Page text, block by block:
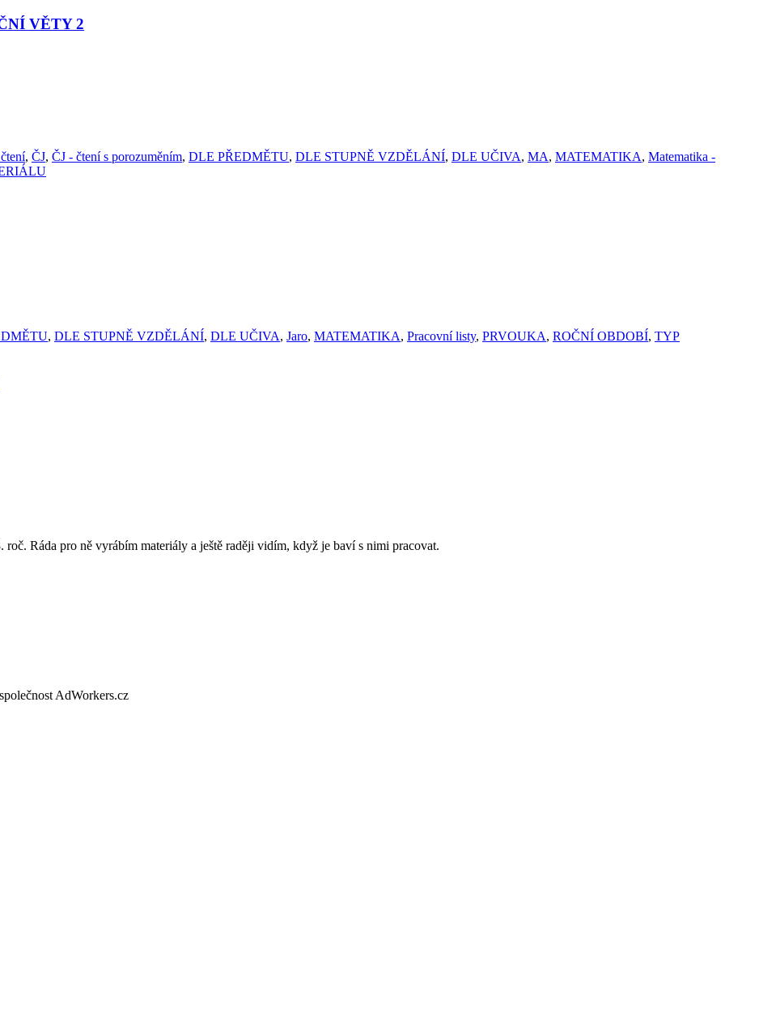
VĚTY 2
, ČJ, ČJ - čtení s porozuměním, DLE PŘEDMĚTU, DLE STUPNĚ VZDĚLÁNÍ, DLE UČIVA, MA, MATEMATIKA, Matematika -
, DLE STUPNĚ VZDĚLÁNÍ, DLE UČIVA, Jaro, MATEMATIKA, Pracovní listy, PRVOUKA, ROČNÍ OBDOBÍ, TYP
Ráda pro ně vyrábím materiály a ještě raději vidím, když je baví s nimi pracovat.
AdWorkers.cz